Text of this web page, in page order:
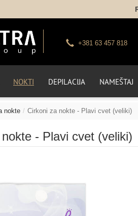
+381 63 457 818
NOKTI DEPILACIJA NAMEŠTAJ
nokte Cirkoni za nokte - Plavi cvet (veliki)
- Plavi cvet (veliki)